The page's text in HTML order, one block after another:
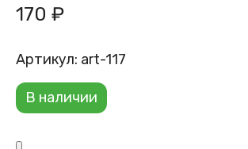
170 ₽
Артикул: art-117
В наличии